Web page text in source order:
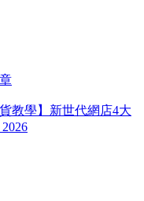
教學】新世代網店4大